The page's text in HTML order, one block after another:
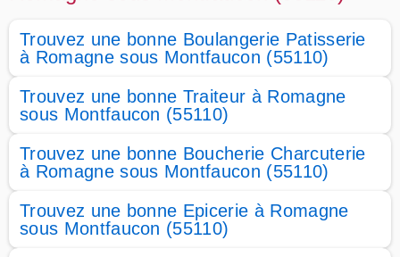
Trouvez une bonne Boulangerie Patisserie
à Romagne sous Montfaucon (55110)
Trouvez une bonne Traiteur à Romagne
sous Montfaucon (55110)
Trouvez une bonne Boucherie Charcuterie
à Romagne sous Montfaucon (55110)
Trouvez une bonne Epicerie à Romagne
sous Montfaucon (55110)